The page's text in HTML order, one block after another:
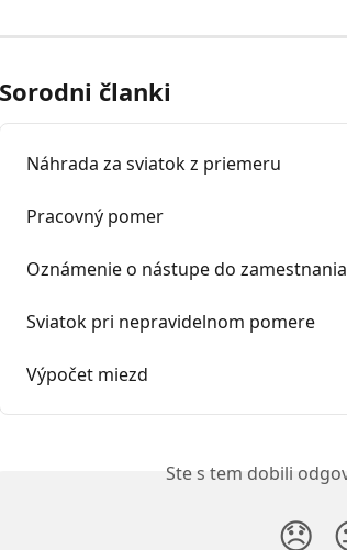
Sorodni članki
Náhrada za sviatok z priemeru
Pracovný pomer
Oznámenie o nástupe do
Sviatok pri nepravidelnom pomere
Výpočet miezd
Ste s tem dobili
😞